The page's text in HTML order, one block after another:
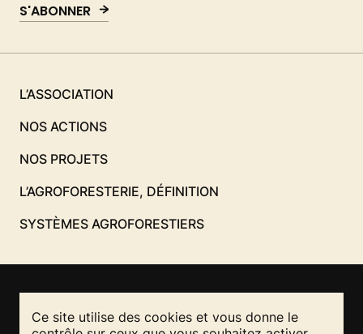
S'ABONNER
L’ASSOCIATION
NOS ACTIONS
NOS PROJETS
L’AGROFORESTERIE, DÉFINITION
SYSTÈMES AGROFORESTIERS
NOUS CONTACTER
Ce site utilise des cookies et vous donne le